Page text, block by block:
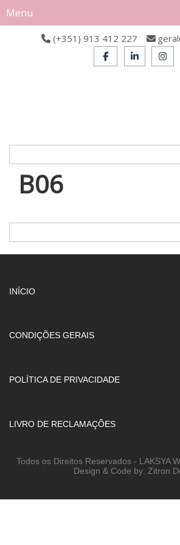
Menu
(+351) 913 412 227
B06
INÍCIO
CONDIÇÕES GERAIS
POLÍTICA DE PRIVACIDADE
LIVRO DE RECLAMAÇÕES
Todos os Direitos Reservados - LAKSYA
Design & Code by: Zitron